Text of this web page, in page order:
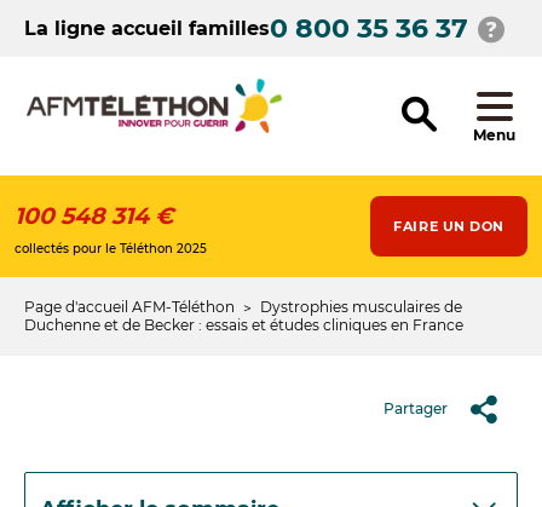
contenuLa ligne accueil familles0 800 35 36 37
Menu
100 548 314 €
collectés pour le Téléthon 2025
FAIRE UN DON
Fil
Page d'accueil AFM-Téléthon
Dystrophies musculaires de
Duchenne et de Becker : essais et études cliniques en France
Partager